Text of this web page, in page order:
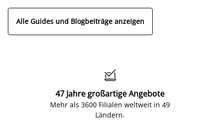
Alle Guides und Blogbeiträge anzeigen

47 Jahre großartige Angebote
Mehr als 3600 Filialen weltweit in 49
Ländern.